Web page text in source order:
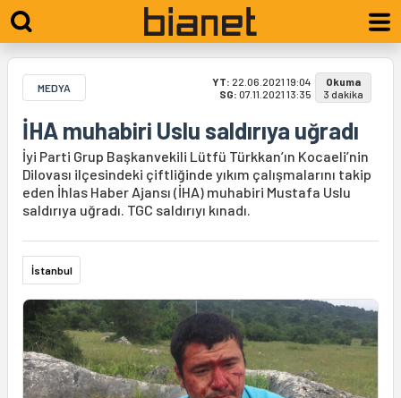
MEDYA YT: 22.06.2021 19:04
SG: 07.11.2021 13:35
Okuma
3 dakika
İHA muhabiri Uslu saldırıya uğradı
İyi Parti Grup Başkanvekili Lütfü Türkkan’ın Kocaeli’nin
Dilovası ilçesindeki çiftliğinde yıkım çalışmalarını takip
eden İhlas Haber Ajansı (İHA) muhabiri Mustafa Uslu
saldırıya uğradı. TGC saldırıyı kınadı.
İstanbul